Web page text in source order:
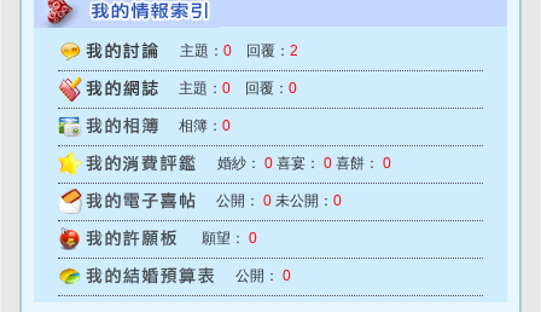
主題： 0 回覆： 2
主題： 0 回覆： 0
相簿： 0
婚紗： 0 喜宴： 0 喜餅： 0
公開： 0 未公開： 0
願望： 0
公開： 0